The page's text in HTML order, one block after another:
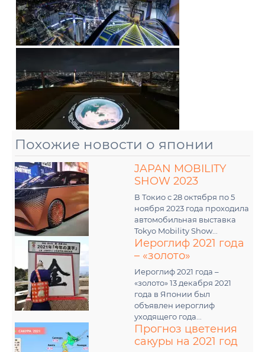
Похожие новости о японии
JAPAN MOBILITY
SHOW 2023
В Токио с 28 октября по 5
ноября 2023 года проходила
автомобильная выставка
Tokyo Mobility Show...
Иероглиф 2021 года
– «золото»
Иероглиф 2021 года –
«золото» 13 декабря 2021
года в Японии был
объявлен иероглиф
уходящего года...
Прогноз цветения
сакуры на 2021 год